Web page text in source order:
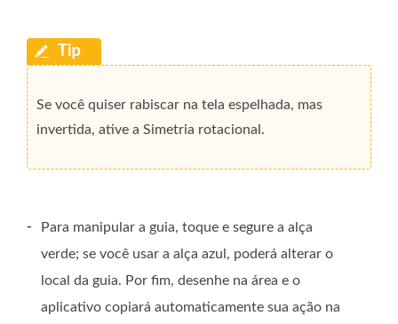
Se você quiser rabiscar na tela espelhada, mas
invertida, ative a Simetria rotacional.
-
Para manipular a guia, toque e segure a alça
verde; se você usar a alça azul, poderá alterar o
local da guia. Por fim, desenhe na área e o
aplicativo copiará automaticamente sua ação na